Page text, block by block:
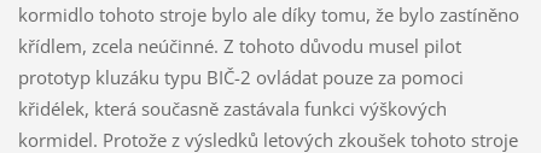
kormidlo tohoto stroje bylo ale díky tomu, že bylo zastíněno
křídlem, zcela neúčinné. Z tohoto důvodu musel pilot
prototyp kluzáku typu BIČ-2 ovládat pouze za pomoci
křidélek, která současně zastávala funkci výškových
kormidel. Protože z výsledků letových zkoušek tohoto stroje